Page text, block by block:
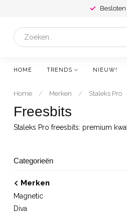
Besloten
HOME TRENDS NIEUW!
Home / Merken / Staleks Pro
Freesbits
Staleks Pro freesbits: premium
Categorieën
Merken
Magnetic
Diva